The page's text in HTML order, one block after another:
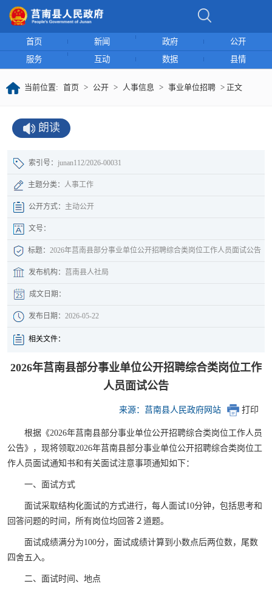
首页 新闻 政府
公开
服务
互动 数据 县情
当前位置: 首页 > 公开 > 人事信息 > 事业单位招聘 > 正文
朗读
索引号： junan112/2026-00031
主题分类： 人事工作
公开方式： 主动公开
文号：
标题： 2026年莒南县部分事业单位公开招聘综合类岗位工作人员面试公告
发布机构： 莒南县人社局
成文日期：
发布日期： 2026-05-22
相关文件：
2026年莒南县部分事业单位公开招聘综合类岗位工作
人员面试公告
来源：莒南县人民政府网站 打印
根据《2026年莒南县部分事业单位公开招聘综合类岗位工作人员
公告》，现将领取2026年莒南县部分事业单位公开招聘综合类岗位工
作人员面试通知书和有关面试注意事项通知如下：
一、面试方式
面试采取结构化面试的方式进行，每人面试10分钟，包括思考和
回答问题的时间，所有岗位均回答２道题。
面试成绩满分为100分，面试成绩计算到小数点后两位数，尾数
四舍五入。
二、面试时间、地点